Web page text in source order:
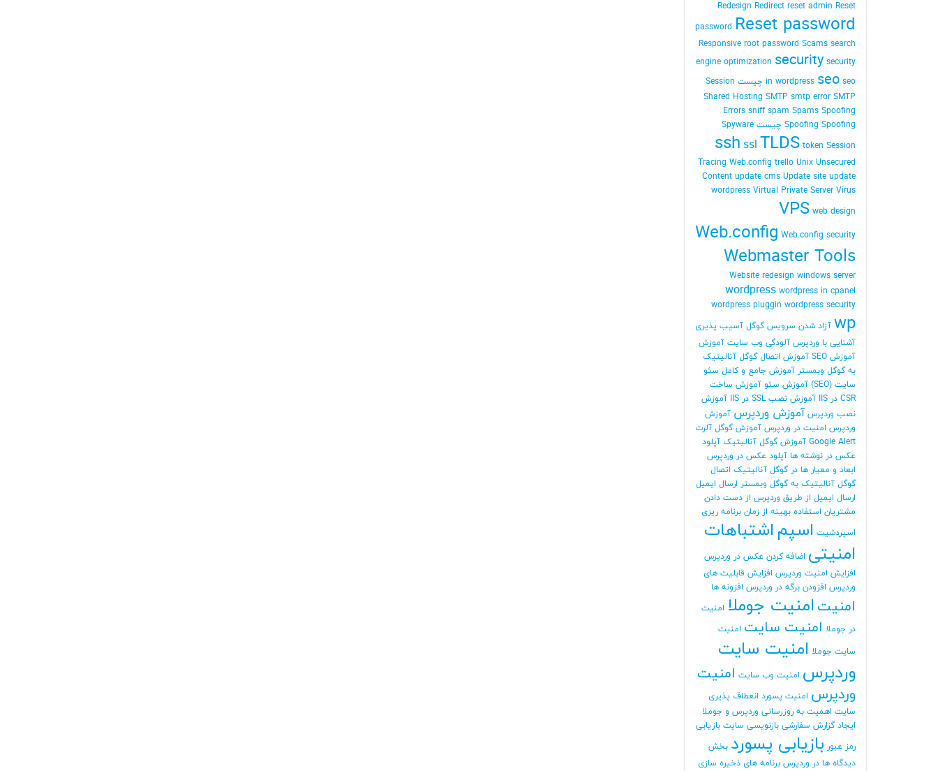
Redesign Redirect reset admin Reset
password Reset password
Responsive root password Scams search
engine optimization security security
in wordpress seo seo چیست
Session
Shared Hosting SMTP smtp error SMTP
Errors sniff spam Spams Spoofing
Spoofing Spoofing چیست
Spyware
ssh ssl TLDS token Session
Tracing Web.config trello Unix Unsecured
Content update cms Update site update
wordpress Virtual Private Server Virus
VPS web design
Web.config Web.config security
Webmaster Tools
Website redesign windows server
wordpress wordpress in cpanel
wordpress pluggin wordpress security
wp آزاد شدن سرویس گوگل آسیب پذیری
آشنایی با وردپرس آلودگی وب سایت آموزش
آموزش SEO
آموزش اتصال گوگل آنالیتیک
به گوگل وبمستر آموزش جامع و کامل سئو
سایت (SEO)
آموزش سئو آموزش ساخت
CSR در IIS
آموزش نصب SSL در IIS
آموزش
نصب وردپرس آموزش وردپرس آموزش
وردپرس امنیت در وردپرس آموزش گوگل آلرت
Google Alert آموزش گوگل آنالیتیک آپلود
عکس در نوشته ها آپلود عکس در وردپرس
ابعاد و معیار ها در گوگل آنالیتیک اتصال
گوگل آنالیتیک به گوگل وبمستر ارسال ایمیل
ارسال ایمیل از طریق وردپرس از دست دادن
مشتریان استفاده بهینه از زمان برنامه ریزی
اسپردشیت اسپم اشتباهات
امنیتی اضافه کردن عکس در وردپرس
افزایش امنیت وردپرس افزایش قابلیت های
وردپرس افزودن برگه در وردپرس افزونه ها
امنیت امنیت جوملا امنیت
در جوملا امنیت سایت امنیت
سایت جوملا امنیت سایت
وردپرس امنیت وب سایت امنیت
وردپرس امنیت پسورد انعطاف پذیری
سایت اهمیت به روزرسانی وردپرس و جوملا
ایجاد گزارش سفارشی بازنویسی سایت بازیابی
رمز عبور بازیابی پسورد بخش
دیدگاه ها در وردپرس برنامه های ذخیره سازی